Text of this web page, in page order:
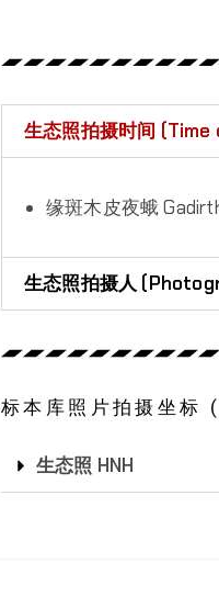
生态照拍摄时间
缘斑木皮夜蛾
生态照拍摄人
标本库照片拍摄坐
生态照 HNH